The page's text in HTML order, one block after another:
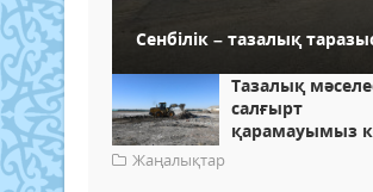
Сенбілік – тазалық
Тазалық
салғырт
қарамауымыз
Жаңалықтар